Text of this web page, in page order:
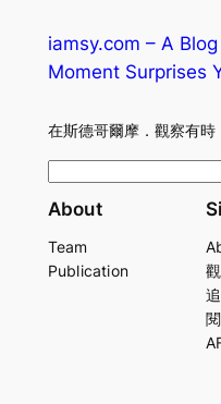
iamsy.com – A
Moment Surprises
在斯德哥爾摩．觀察有時
e
r
About
Team
Publication